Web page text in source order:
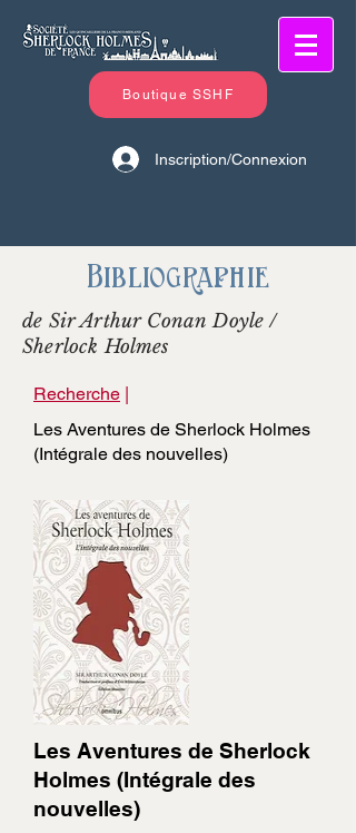
Boutique SSHF
Inscription/Connexion
Bibliographie
de Sir Arthur Conan Doyle /
Sherlock Holmes
Recherche |
Les Aventures de Sherlock Holmes
(Intégrale des nouvelles)
Les Aventures de Sherlock
Holmes (Intégrale des
nouvelles)